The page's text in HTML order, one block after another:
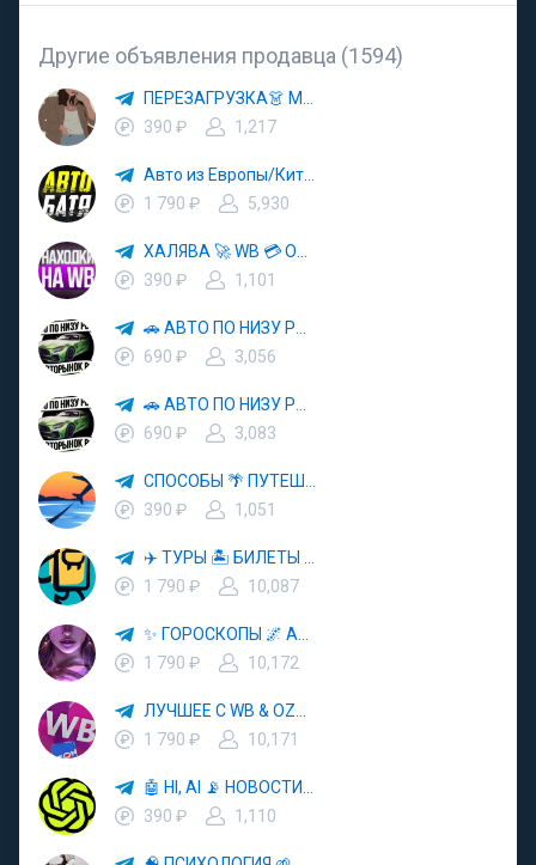
Другие объявления продавца (1594)
390 ₽
1,217
1 790 ₽
5,930
390 ₽
1,101
690 ₽
3,056
690 ₽
3,083
390 ₽
1,051
1 790 ₽
10,087
1 790 ₽
10,172
1 790 ₽
10,171
390 ₽
1,110